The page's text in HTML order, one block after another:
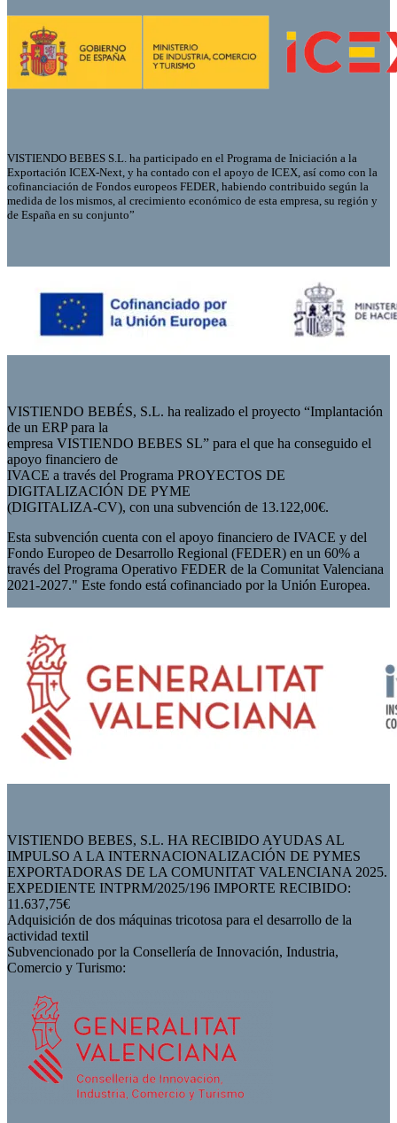
VISTIENDO BEBES S.L. ha participado en el Programa de Iniciación a la
Exportación ICEX-Next, y ha contado con el apoyo de ICEX, así como con la
cofinanciación de Fondos europeos FEDER, habiendo contribuido según la
medida de los mismos, al crecimiento económico de esta empresa, su región y
de España en su conjunto”
VISTIENDO BEBÉS, S.L. ha realizado el proyecto “Implantación
de un ERP para la
empresa VISTIENDO BEBES SL” para el que ha conseguido el
apoyo financiero de
IVACE a través del Programa PROYECTOS DE
DIGITALIZACIÓN DE PYME
(DIGITALIZA-CV), con una subvención de 13.122,00€.
Esta subvención cuenta con el apoyo financiero de IVACE y del
Fondo Europeo de Desarrollo Regional (FEDER) en un 60% a
través del Programa Operativo FEDER de la Comunitat Valenciana
2021-2027." Este fondo está cofinanciado por la Unión Europea.
VISTIENDO BEBES, S.L. HA RECIBIDO AYUDAS AL
IMPULSO A LA INTERNACIONALIZACIÓN DE PYMES
EXPORTADORAS DE LA COMUNITAT VALENCIANA 2025.
EXPEDIENTE INTPRM/2025/196 IMPORTE RECIBIDO:
11.637,75€
Adquisición de dos máquinas tricotosa para el desarrollo de la
actividad textil
Subvencionado por la Consellería de Innovación, Industria,
Comercio y Turismo: